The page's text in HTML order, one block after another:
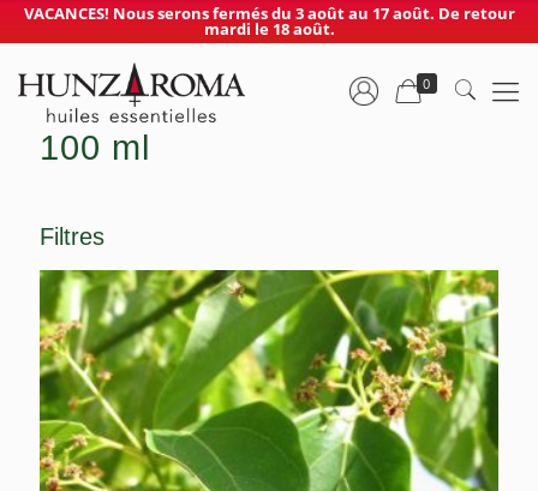
VACANCES! Nous serons fermés du 3 août au 17 août. De retour
mardi le 18 août.
0
100 ml
Filtres